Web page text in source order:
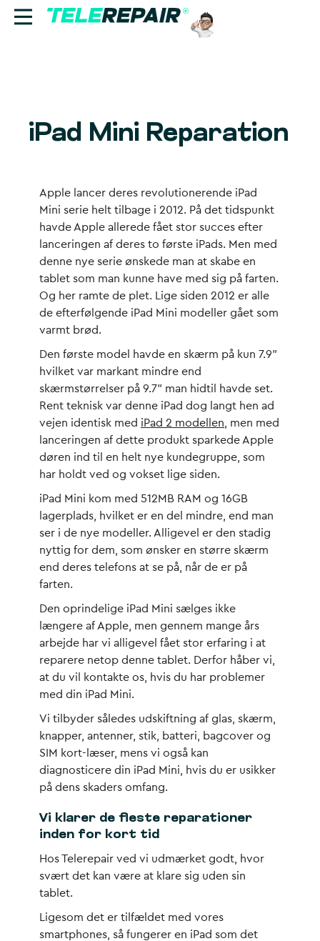
Find butik
Ring til os:
+45 70 60 55 90
iPad Mini Reparation
Apple lancer deres revolutionerende iPad
Mini serie helt tilbage i 2012. På det tidspunkt
havde Apple allerede fået stor succes efter
lanceringen af deres to første iPads. Men med
denne nye serie ønskede man at skabe en
tablet som man kunne have med sig på farten.
Og her ramte de plet. Lige siden 2012 er alle
de efterfølgende iPad Mini modeller gået som
varmt brød.
Den første model havde en skærm på kun 7.9”
hvilket var markant mindre end
skærmstørrelser på 9.7” man hidtil havde set.
Rent teknisk var denne iPad dog langt hen ad
vejen identisk med iPad 2 modellen , men med
lanceringen af dette produkt sparkede Apple
døren ind til en helt nye kundegruppe, som
har holdt ved og vokset lige siden.
iPad Mini kom med 512MB RAM og 16GB
lagerplads, hvilket er en del mindre, end man
ser i de nye modeller. Alligevel er den stadig
nyttig for dem, som ønsker en større skærm
end deres telefons at se på, når de er på
farten.
Den oprindelige iPad Mini sælges ikke
længere af Apple, men gennem mange års
arbejde har vi alligevel fået stor erfaring i at
reparere netop denne tablet. Derfor håber vi,
at du vil kontakte os, hvis du har problemer
med din iPad Mini.
Vi tilbyder således udskiftning af glas, skærm,
knapper, antenner, stik, batteri, bagcover og
SIM kort-læser, mens vi også kan
diagnosticere din iPad Mini, hvis du er usikker
på dens skaders omfang.
Vi klarer de fleste reparationer
inden for kort tid
Hos Telerepair ved vi udmærket godt, hvor
svært det kan være at klare sig uden sin
tablet.
Ligesom det er tilfældet med vores
smartphones, så fungerer en iPad som det